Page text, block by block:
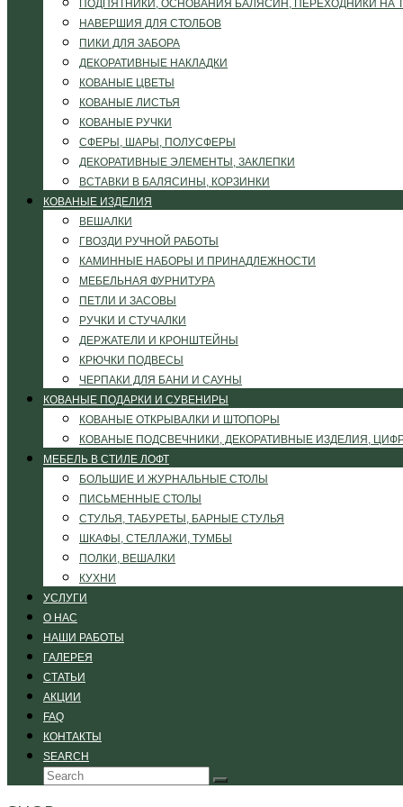
ПОДПЯТНИКИ, ОСНОВАНИЯ БАЛЯСИН, ПЕРЕХОДНИКИ НА
НАВЕРШИЯ ДЛЯ СТОЛБОВ
ПИКИ ДЛЯ ЗАБОРА
ДЕКОРАТИВНЫЕ НАКЛАДКИ
КОВАНЫЕ ЦВЕТЫ
КОВАНЫЕ ЛИСТЬЯ
КОВАНЫЕ РУЧКИ
СФЕРЫ, ШАРЫ, ПОЛУСФЕРЫ
ДЕКОРАТИВНЫЕ ЭЛЕМЕНТЫ, ЗАКЛЕПКИ
ВСТАВКИ В БАЛЯСИНЫ, КОРЗИНКИ
КОВАНЫЕ ИЗДЕЛИЯ
ВЕШАЛКИ
ГВОЗДИ РУЧНОЙ РАБОТЫ
КАМИННЫЕ НАБОРЫ И ПРИНАДЛЕЖНОСТИ
МЕБЕЛЬНАЯ ФУРНИТУРА
ПЕТЛИ И ЗАСОВЫ
РУЧКИ И СТУЧАЛКИ
ДЕРЖАТЕЛИ И КРОНШТЕЙНЫ
КРЮЧКИ ПОДВЕСЫ
ЧЕРПАКИ ДЛЯ БАНИ И САУНЫ
КОВАНЫЕ ПОДАРКИ И СУВЕНИРЫ
КОВАНЫЕ ОТКРЫВАЛКИ И ШТОПОРЫ
КОВАНЫЕ ПОДСВЕЧНИКИ, ДЕКОРАТИВНЫЕ ИЗДЕЛИЯ,
МЕБЕЛЬ В СТИЛЕ ЛОФТ
БОЛЬШИЕ И ЖУРНАЛЬНЫЕ СТОЛЫ
ПИСЬМЕННЫЕ СТОЛЫ
СТУЛЬЯ, ТАБУРЕТЫ, БАРНЫЕ СТУЛЬЯ
ШКАФЫ, СТЕЛЛАЖИ, ТУМБЫ
ПОЛКИ, ВЕШАЛКИ
КУХНИ
УСЛУГИ
О НАС
НАШИ РАБОТЫ
ГАЛЕРЕЯ
СТАТЬИ
АКЦИИ
FAQ
КОНТАКТЫ
SEARCH
Search
Submit